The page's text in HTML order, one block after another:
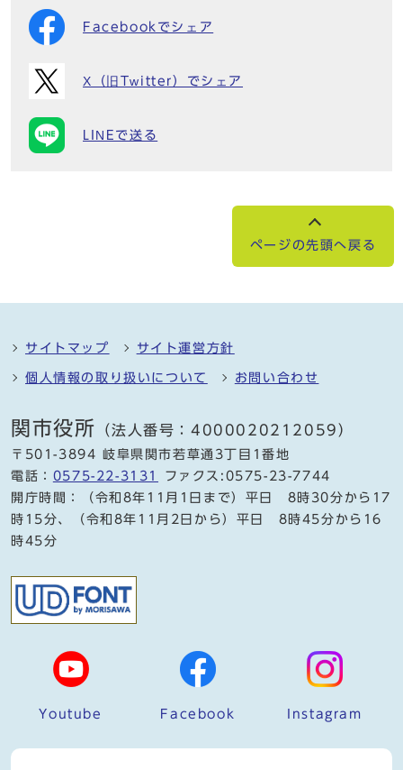
Facebookでシェア
X（旧Twitter）でシェア
LINEで送る
ページの先頭へ戻る
サイトマップ サイト運営方針
個人情報の取り扱いについて お問い合わせ
関市役所 （法人番号：4000020212059）
〒501-3894 岐阜県関市若草通3丁目1番地
電話： 0575-22-3131
ファクス:0575-23-7744
開庁時間：（令和8年11月1日まで）平日 8時30分から17
時15分、（令和8年11月2日から）平日 8時45分から16
時45分
Youtube Facebook Instagram